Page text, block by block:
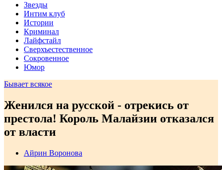
Звезды
Интим клуб
Истории
Криминал
Лайфстайл
Сверхъестественное
Сокровенное
Юмор
Бывает всякое
Женился на русской - отрекись от
престола! Король Малайзии отказался
от власти
Айрин Воронова